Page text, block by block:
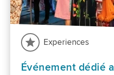
Experiences
Événement dédié